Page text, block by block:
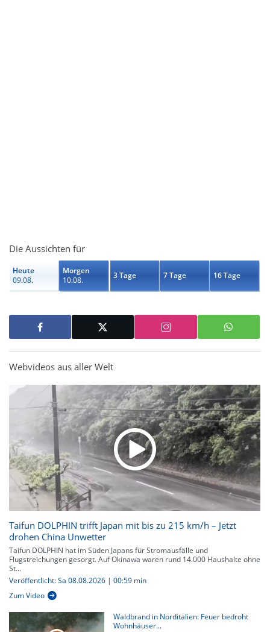
Die Aussichten für
Heute
09.08.
Morgen
10.08.
3 Tage 7 Tage 16 Tage
Webvideos aus aller Welt
Taifun DOLPHIN trifft Japan mit bis zu 215 km/h – Jetzt
drohen China Unwetter
Taifun DOLPHIN hat im Süden Japans für Stromausfälle und
Flugstreichungen gesorgt. Auf Okinawa waren rund 14.000 Haushalte ohne
St...
Veröffentlicht: Sa 08.08.2026 | 00:59 min
Zum Video
Waldbrand in Norditalien: Feuer bedroht
Wohnhäuser...